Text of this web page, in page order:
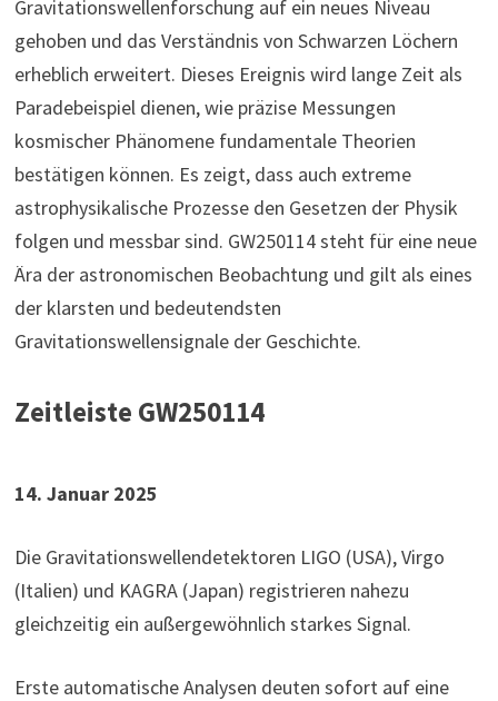
Gravitationswellenforschung auf ein neues Niveau
gehoben und das Verständnis von Schwarzen Löchern
erheblich erweitert. Dieses Ereignis wird lange Zeit als
Paradebeispiel dienen, wie präzise Messungen
kosmischer Phänomene fundamentale Theorien
bestätigen können. Es zeigt, dass auch extreme
astrophysikalische Prozesse den Gesetzen der Physik
folgen und messbar sind. GW250114 steht für eine neue
Ära der astronomischen Beobachtung und gilt als eines
der klarsten und bedeutendsten
Gravitationswellensignale der Geschichte.
Zeitleiste GW250114
14. Januar 2025
Die Gravitationswellendetektoren LIGO (USA), Virgo
(Italien) und KAGRA (Japan) registrieren nahezu
gleichzeitig ein außergewöhnlich starkes Signal.
Erste automatische Analysen deuten sofort auf eine